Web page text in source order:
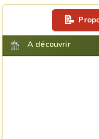
A découvrir